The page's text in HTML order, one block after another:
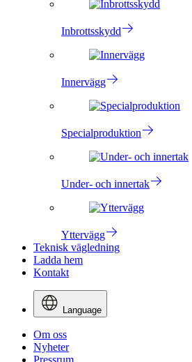
Inbrottsskydd
Innervägg
Specialproduktion
Under- och innertak
Yttervägg
Teknisk vägledning
Ladda hem
Kontakt
Language
Om oss
Nyheter
Pressrum